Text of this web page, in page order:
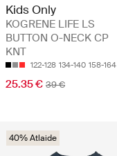
Kids Only
KOGRENE LIFE LS
BUTTON O-NECK CP
KNT
122-128 134-140 158-164
25.35 € 39 €
40% Atlaide